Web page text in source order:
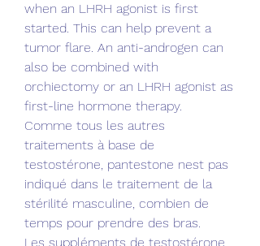
when an LHRH agonist is first
started. This can help prevent a
tumor flare. An anti-androgen can
also be combined with
orchiectomy or an LHRH agonist as
first-line hormone therapy.
Comme tous les autres
traitements à base de
testostérone, pantestone nest pas
indiqué dans le traitement de la
stérilité masculine, combien de
temps pour prendre des bras.
Les suppléments de testostérone